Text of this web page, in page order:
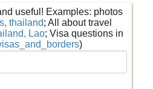
useful! Examples: photos
thailand; All about travel
Lao; Visa questions in
)